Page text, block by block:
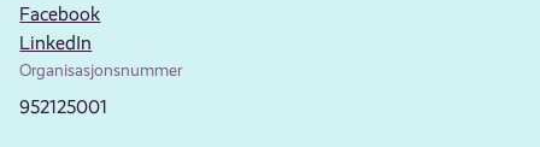
Facebook
LinkedIn
Organisasjonsnummer
952125001